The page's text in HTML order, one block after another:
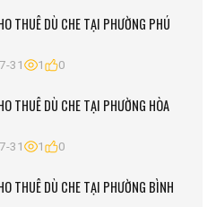
THUÊ DÙ CHE TẠI PHƯỜNG PHÚ
31 1 0
THUÊ DÙ CHE TẠI PHƯỜNG HÒA
31 1 0
THUÊ DÙ CHE TẠI PHƯỜNG BÌNH